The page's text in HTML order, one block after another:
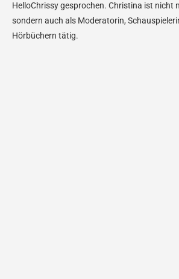
HelloChrissy gesprochen. Christina ist nicht
sondern auch als Moderatorin,
Hörbüchern tätig.